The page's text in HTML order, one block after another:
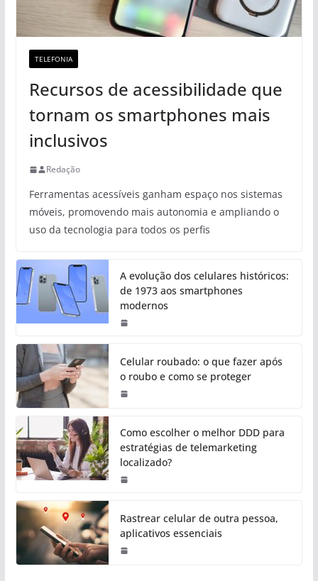
TELEFONIA
Recursos de acessibilidade que
tornam os smartphones mais
inclusivos
Redação
Ferramentas acessíveis ganham espaço nos sistemas
móveis, promovendo mais autonomia e ampliando o
uso da tecnologia para todos os perfis
A evolução dos celulares históricos:
de 1973 aos smartphones
modernos
Celular roubado: o que fazer após
o roubo e como se proteger
Como escolher o melhor DDD para
estratégias de telemarketing
localizado?
Rastrear celular de outra pessoa,
aplicativos essenciais